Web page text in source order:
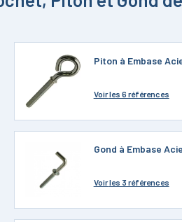
Piton à Embase
Voirles 6 références
Gond à Embase
Voirles 3 références